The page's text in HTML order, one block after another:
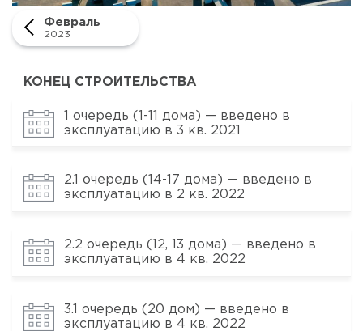
Февраль
2023
КОНЕЦ СТРОИТЕЛЬСТВА
1 очередь (1-11 дома) — введено в
эксплуатацию в 3 кв. 2021
2.1 очередь (14-17 дома) — введено в
эксплуатацию в 2 кв. 2022
2.2 очередь (12, 13 дома) — введено в
эксплуатацию в 4 кв. 2022
3.1 очередь (20 дом) — введено в
эксплуатацию в 4 кв. 2022